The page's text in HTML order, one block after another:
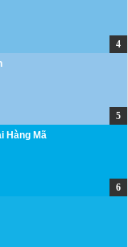
Hàng Mã